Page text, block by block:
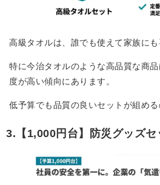
高級タオルは、誰でも使えて家族にも
特に今治タオルのような高品質な商
度が高い傾向にあります。
低予算でも品質の良いセットが組める
3.【1,000円台】防災グッズセ